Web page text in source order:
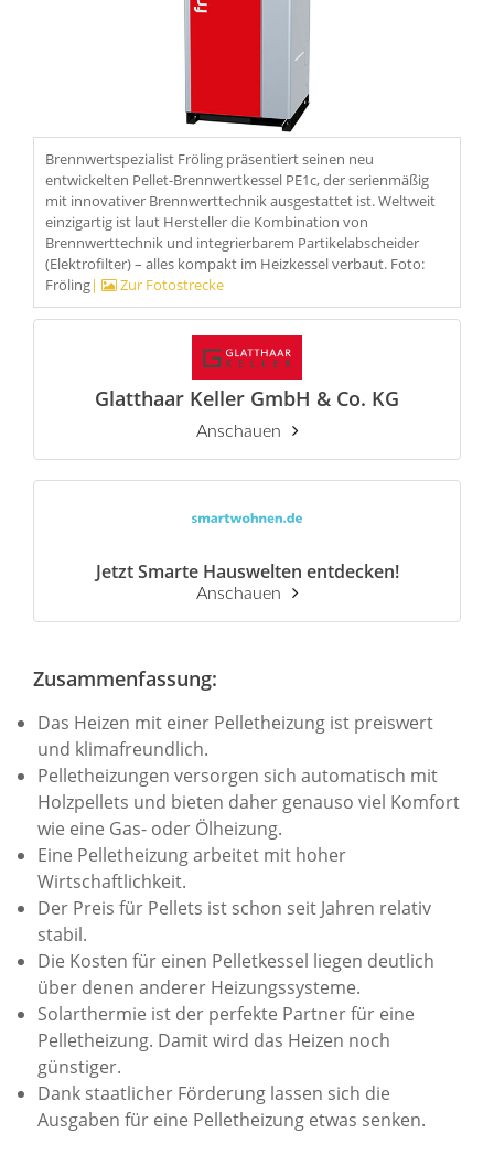
Brennwertspezialist Fröling präsentiert seinen neu
entwickelten Pellet-Brennwertkessel PE1c, der serienmäßig
mit innovativer Brennwerttechnik ausgestattet ist. Weltweit
einzigartig ist laut Hersteller die Kombination von
Brennwerttechnik und integrierbarem Partikelabscheider
(Elektrofilter) – alles kompakt im Heizkessel verbaut. Foto:
Fröling| Zur Fotostrecke
Glatthaar Keller GmbH & Co. KG
Anschauen
Jetzt Smarte Hauswelten entdecken!
Anschauen
Zusammenfassung:
Das Heizen mit einer Pelletheizung ist preiswert
und klimafreundlich.
Pelletheizungen versorgen sich automatisch mit
Holzpellets und bieten daher genauso viel Komfort
wie eine Gas- oder Ölheizung.
Eine Pelletheizung arbeitet mit hoher
Wirtschaftlichkeit.
Der Preis für Pellets ist schon seit Jahren relativ
stabil.
Die Kosten für einen Pelletkessel liegen deutlich
über denen anderer Heizungssysteme.
Solarthermie ist der perfekte Partner für eine
Pelletheizung. Damit wird das Heizen noch
günstiger.
Dank staatlicher Förderung lassen sich die
Ausgaben für eine Pelletheizung etwas senken.